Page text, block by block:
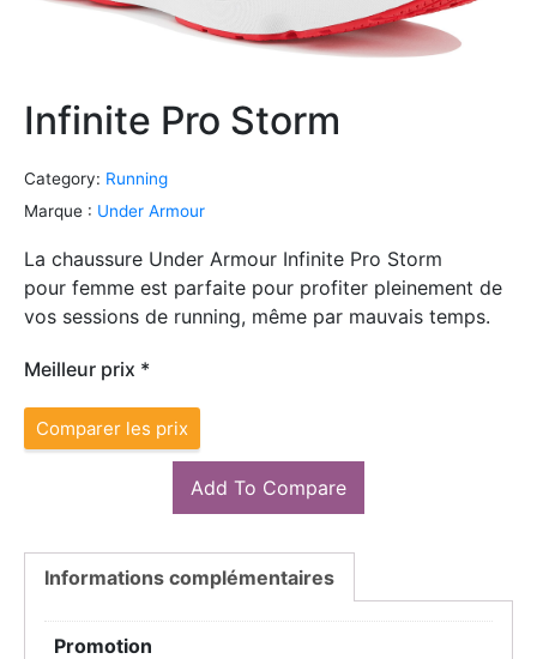
Infinite Pro Storm
Category: Running
Marque : Under Armour
La chaussure Under Armour Infinite Pro Storm
pour femme est parfaite pour profiter pleinement de
vos sessions de running, même par mauvais temps.
Meilleur prix *
Comparer les prix
Add To Compare
Informations complémentaires
Promotion